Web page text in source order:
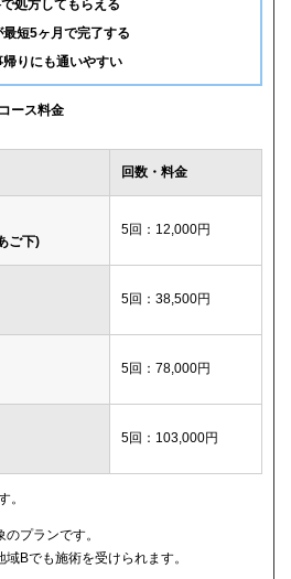
39,800円
39,800円(平日6回)
ク 49,500円
52,800円
リニック
プランなし
処方してもらえる
短5ヶ月で完了する
りにも通いやすい
ース料金
回数・料金
ご下)
5回：12,000円
5回：38,500円
5回：78,000円
5回：103,000円
。
プランです。
Bでも施術を受けられます。